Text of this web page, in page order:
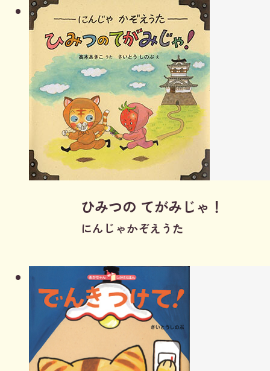
ひみつの てがみじゃ！
にんじゃかぞえうた